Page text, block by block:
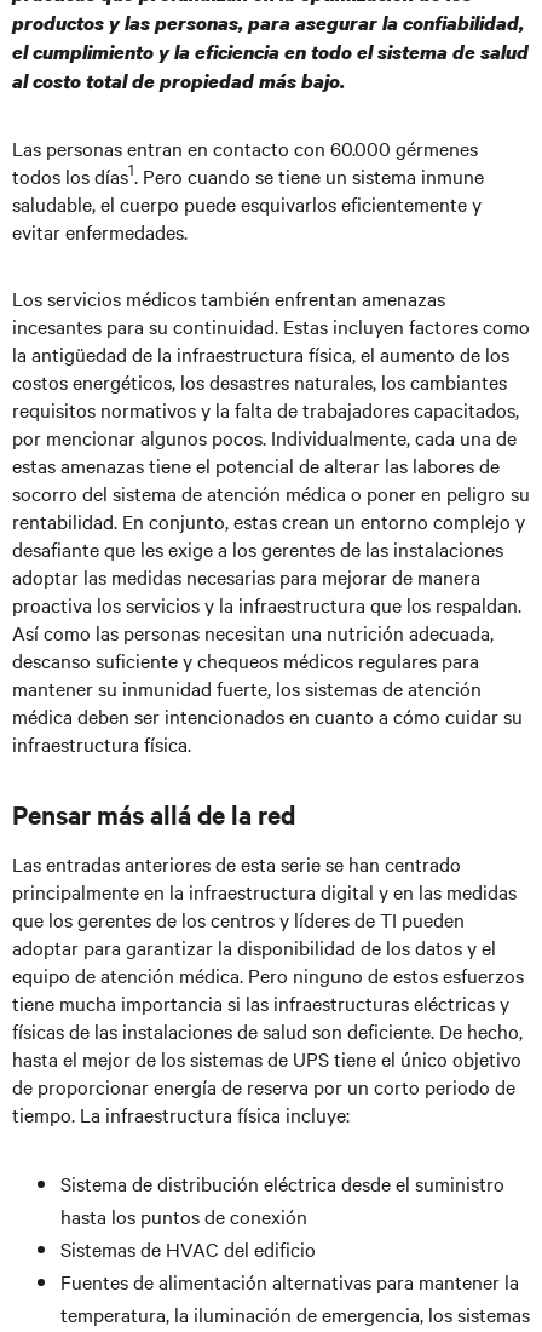
productos y las personas, para asegurar la confiabilidad,
el cumplimiento y la eficiencia en todo el sistema de salud
al costo total de propiedad más bajo.
Las personas entran en contacto con 60.000 gérmenes
todos los días1. Pero cuando se tiene un sistema inmune
saludable, el cuerpo puede esquivarlos eficientemente y
evitar enfermedades.
Los servicios médicos también enfrentan amenazas
incesantes para su continuidad. Estas incluyen factores como
la antigüedad de la infraestructura física, el aumento de los
costos energéticos, los desastres naturales, los cambiantes
requisitos normativos y la falta de trabajadores capacitados,
por mencionar algunos pocos. Individualmente, cada una de
estas amenazas tiene el potencial de alterar las labores de
socorro del sistema de atención médica o poner en peligro su
rentabilidad. En conjunto, estas crean un entorno complejo y
desafiante que les exige a los gerentes de las instalaciones
adoptar las medidas necesarias para mejorar de manera
proactiva los servicios y la infraestructura que los respaldan.
Así como las personas necesitan una nutrición adecuada,
descanso suficiente y chequeos médicos regulares para
mantener su inmunidad fuerte, los sistemas de atención
médica deben ser intencionados en cuanto a cómo cuidar su
infraestructura física.
Pensar más allá de la red
Las entradas anteriores de esta serie se han centrado
principalmente en la infraestructura digital y en las medidas
que los gerentes de los centros y líderes de TI pueden
adoptar para garantizar la disponibilidad de los datos y el
equipo de atención médica. Pero ninguno de estos esfuerzos
tiene mucha importancia si las infraestructuras eléctricas y
físicas de las instalaciones de salud son deficiente. De hecho,
hasta el mejor de los sistemas de UPS tiene el único objetivo
de proporcionar energía de reserva por un corto periodo de
tiempo. La infraestructura física incluye:
Sistema de distribución eléctrica desde el suministro
hasta los puntos de conexión
Sistemas de HVAC del edificio
Fuentes de alimentación alternativas para mantener la
temperatura, la iluminación de emergencia, los sistemas